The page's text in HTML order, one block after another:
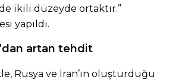
ikili düzeyde ortaktır.”
yapıldı.
artan tehdit
Rusya ve İran’ın oluşturduğu